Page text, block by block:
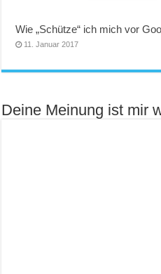
Wie „Schütze“ ich mich vor
11. Januar 2017
Deine Meinung ist mir